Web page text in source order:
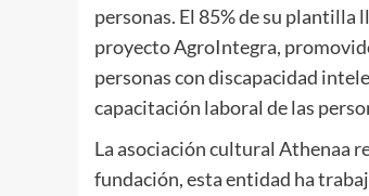
personas. El 85% de su plantilla
proyecto AgroIntegra,
personas con discapacidad
capacitación laboral de las
La asociación cultural Athenaa
fundación, esta entidad ha